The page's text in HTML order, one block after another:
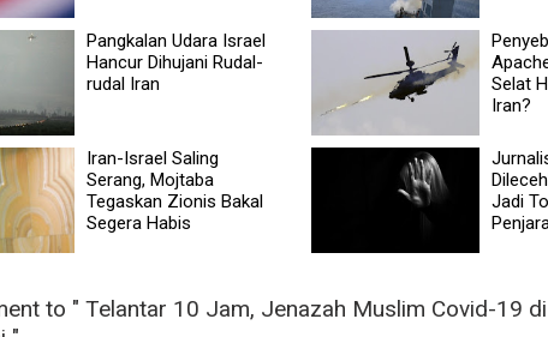
Pangkalan Udara Israel
Hancur Dihujani Rudal-
rudal Iran
Selat
Iran?
Iran-Israel Saling
Serang, Mojtaba
Tegaskan Zionis Bakal
Segera Habis
Jadi
to " Telantar 10 Jam, Jenazah Muslim Covid-19